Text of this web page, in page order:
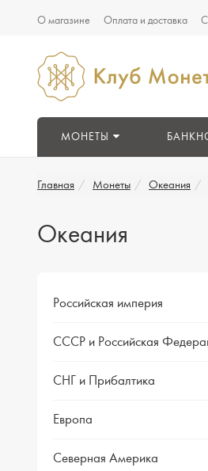
О магазине Оплата и доставка
МОНЕТЫ
Главная Монеты Океания
Океания
Российская империя
СССР и Российская
СНГ и Прибалтика
Европа
Северная Америка